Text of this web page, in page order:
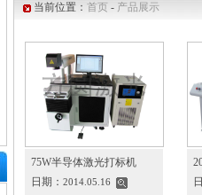
当前位置： 首页 - 产品展示
75W半导体激光打标机
日期： 2014.05.16